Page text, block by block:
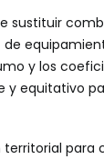
sustituir
y los
y equitativo
para